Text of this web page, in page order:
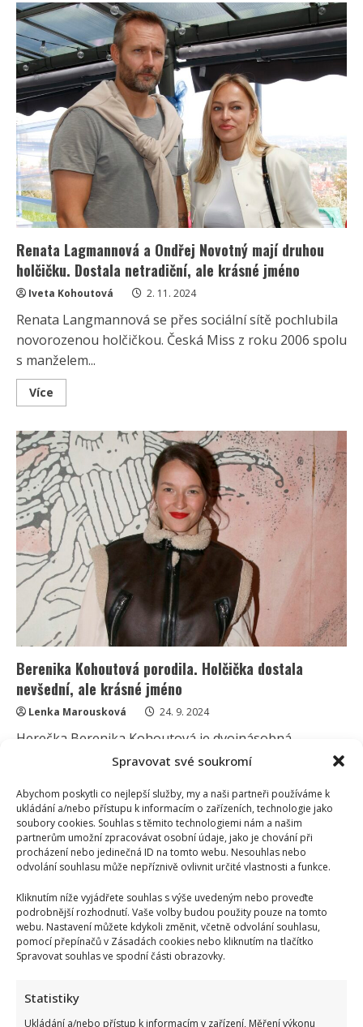
Spravovat své soukromí
Abychom poskytli co nejlepší služby, my a naši partneři používáme k
ukládání a/nebo přístupu k informacím o zařízeních, technologie jako
soubory cookies. Souhlas s těmito technologiemi nám a našim
partnerům umožní zpracovávat osobní údaje, jako je chování při
procházení nebo jedinečná ID na tomto webu. Nesouhlas nebo
odvolání souhlasu může nepříznivě ovlivnit určité vlastnosti a funkce.
Kliknutím níže vyjádřete souhlas s výše uvedeným nebo proveďte
podrobnější rozhodnutí. Vaše volby budou použity pouze na tomto
webu. Nastavení můžete kdykoli změnit, včetně odvolání souhlasu,
pomocí přepínačů v Zásadách cookies nebo kliknutím na tlačítko
Spravovat souhlas ve spodní části obrazovky.
Statistiky
Ukládání a/nebo přístup k informacím v zařízení, Měření výkonu
Verešová
si
může
alespoň
částečně
oddychnout.
Operace
dcery
dopadla
dobře
Renata Lagmannová a Ondřej Novotný mají druhou
holčičku. Dostala netradiční, ale krásné jméno
Iveta Kohoutová 2. 11. 2024
Renata Langmannová se přes sociální sítě pochlubila
novorozenou holčičkou. Česká Miss z roku 2006 spolu
s manželem...
Více
more
Lagmannová
a
Ondřej
Novotný
mají
druhou
holčičku.
Dostala
netradiční,
ale
krásné
jméno
Berenika Kohoutová porodila. Holčička dostala
nevšední, ale krásné jméno
Lenka Marousková 24. 9. 2024
Herečka Berenika Kohoutová je dvojnásobná
maminka. Na svět přivedla dceru, která dostala
VíceRead
more
about
Berenika
Kohoutová
porodila.
nevšední,
ale
krásné
jméno